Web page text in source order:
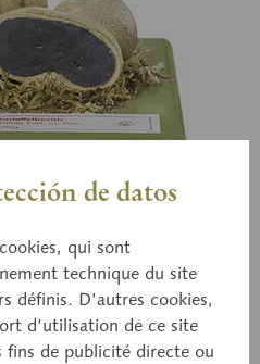
scléroderme
de datos
qui sont
technique du site
définis. D’autres cookies,
d’utilisation de ce site
fins de publicité directe ou